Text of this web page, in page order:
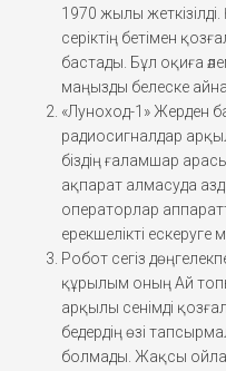
1970 жылы
серіктің бетімен
бастады. Бұл оқиға
маңызды белеске
«Луноход-1» Жерден
радиосигналдар
біздің ғаламшар
ақпарат алмасуда
операторлар
ерекшелікті ескеруге
Робот сегіз
құрылым оның Ай
арқылы сенімді
бедердің өзі
болмады. Жақсы